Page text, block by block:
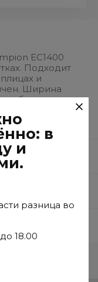
EC1400
Подходит
и
Ширина
облегчают
места на место.
в
и
разница во
18.00